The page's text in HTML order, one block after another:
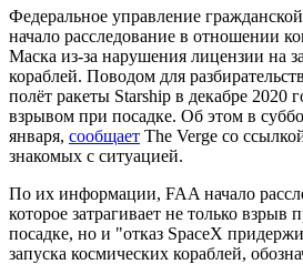
Федеральное управление
начало расследование в отношении
Маска из-за нарушения лицензии на
кораблей. Поводом для
полёт ракеты Starship в декабре 2020
взрывом при посадке. Об этом в
января, сообщает The Verge со
знакомых с ситуацией.
По их информации, FAA начало
которое затрагивает не только взрыв
посадке, но и "отказ SpaceX
запуска космических кораблей,